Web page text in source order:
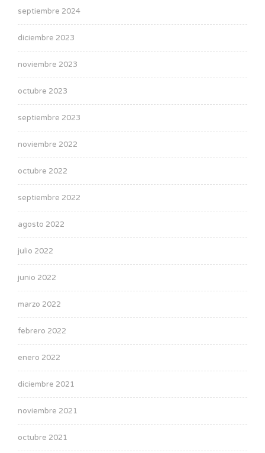
septiembre 2024
diciembre 2023
noviembre 2023
octubre 2023
septiembre 2023
noviembre 2022
octubre 2022
septiembre 2022
agosto 2022
julio 2022
junio 2022
marzo 2022
febrero 2022
enero 2022
diciembre 2021
noviembre 2021
octubre 2021